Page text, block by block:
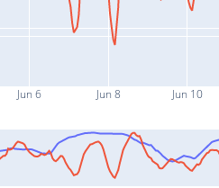
Jun 6 Jun 8 Jun 10